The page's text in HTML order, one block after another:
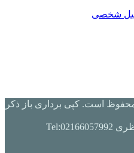
است. کپی برداری باز ذکر
طراحی و پشتیبانی: ایده پردازان نظری Tel:02166057992